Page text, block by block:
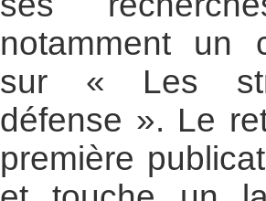
notamment un
sur « Les
défense ». Le
première